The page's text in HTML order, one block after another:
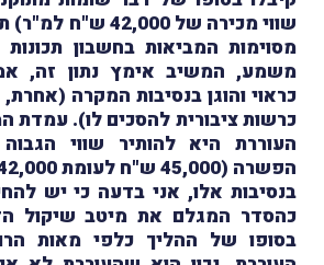
שווי מכירה של
מסוימות המביאות בחשבון תכונות
משמע, המשיב אימץ נתון זה,
כראוי והוגן בנסיבות המקרה
כרשות ציבורית להסכים לו).
הפשרה (45,000 ש"ח לעומת 42,000 ש"ח)
בנסיבות אלו, אני בדעה כי יש
כהסדר המגלם את מיטב שיקול
בסופו של ההליך כלפי מאות